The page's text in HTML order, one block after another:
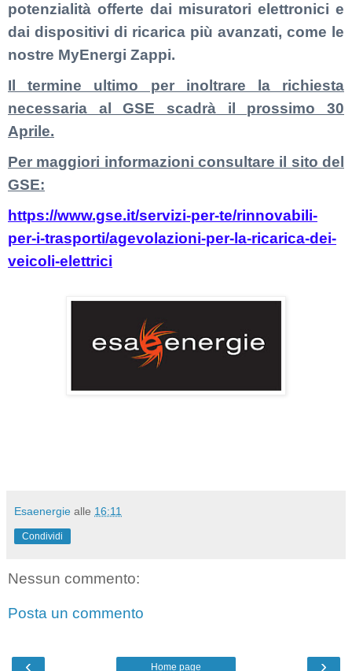
potenzialità offerte dai misuratori elettronici e
dai dispositivi di ricarica più avanzati, come le
nostre MyEnergi Zappi.
Il termine ultimo per inoltrare la richiesta
necessaria al GSE scadrà il prossimo 30
Aprile.
Per maggiori informazioni consultare il sito del
GSE:
https://www.gse.it/servizi-per-te/rinnovabili-
per-i-trasporti/agevolazioni-per-la-ricarica-dei-
veicoli-elettrici
Esaenergie alle 16:11
Condividi
Nessun commento:
Posta un commento
‹ ›
Home page